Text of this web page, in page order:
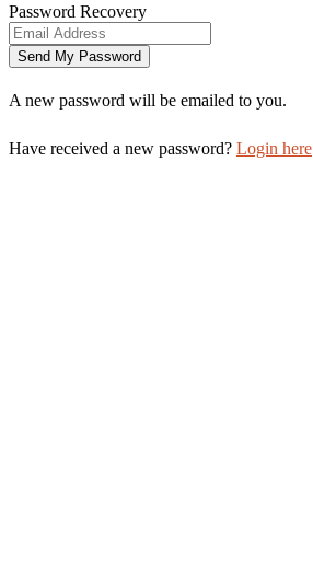
Password Recovery
A new password will be emailed to you.
Have received a new password? Login here